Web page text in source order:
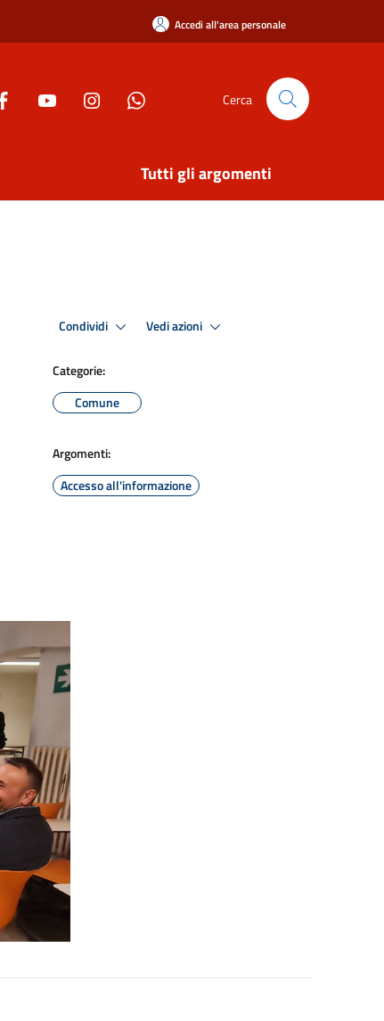
Accedi all'area personale
Cerca
Tutti gli argomenti
Condividi Vedi azioni
Categorie:
Comune
Argomenti:
Accesso all'informazione